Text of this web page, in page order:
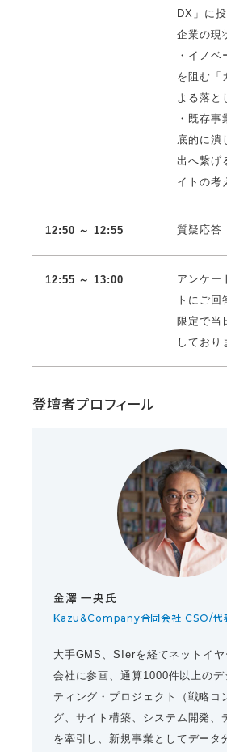
DX」に
企業の現
・イノベ
を阻む「
よる落と
・既存事
底的に潰
出へ繋げ
イトの考
12:50 ～ 12:55 質疑応答
12:55 ～ 13:00
アンケ
トにご回
限定で当
しており
登壇者プロフィール
金澤 一央氏
Kazu&Company合同会社 CSO/代
大手GMS、SIerを経てネットイ
会社に参画、通算1000件以上のデ
ティング・プロジェクト（戦略コ
グ、サイト構築、システム開発、
を牽引し、新規事業としてデータ